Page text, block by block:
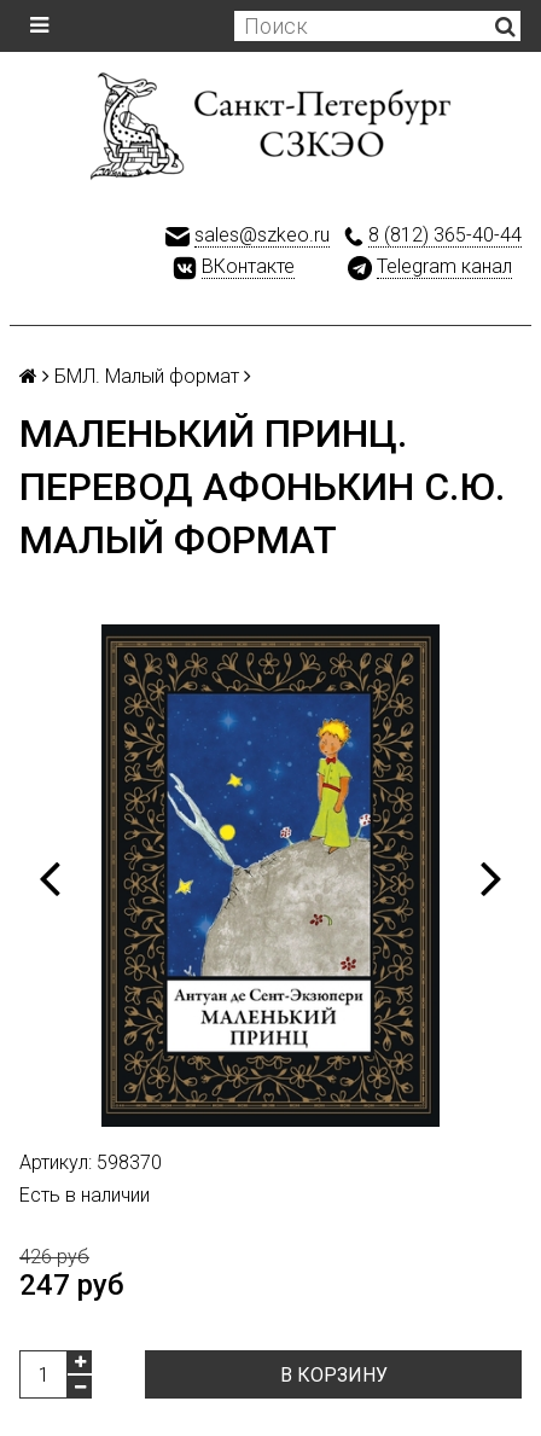
sales@szkeo.ru
8 (812) 365-40-44
ВКонтакте
Telegram канал
БМЛ. Малый формат
МАЛЕНЬКИЙ ПРИНЦ.
ПЕРЕВОД АФОНЬКИН С.Ю.
МАЛЫЙ ФОРМАТ
Артикул: 598370
Есть в наличии
426 руб
247 руб
В КОРЗИНУ